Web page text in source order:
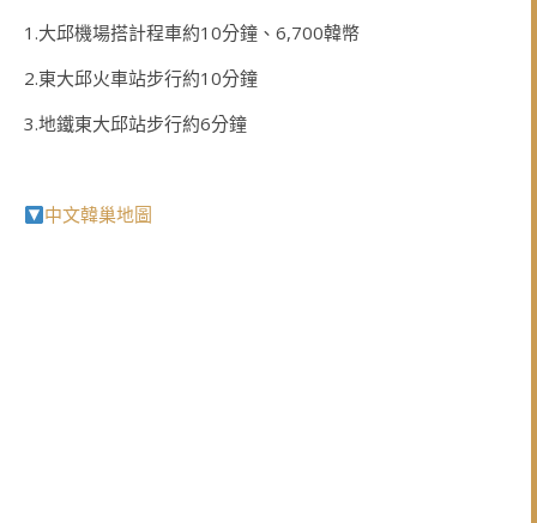
1.大邱機場搭計程車約10分鐘、6,700韓幣
2.東大邱火車站步行約10分鐘
3.地鐵東大邱站步行約6分鐘
中文韓巢地圖